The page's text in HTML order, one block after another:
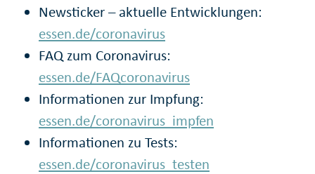
Newsticker – aktuelle Entwicklungen:
essen.de/coronavirus
FAQ zum Coronavirus:
essen.de/FAQcoronavirus
Informationen zur Impfung:
essen.de/coronavirus_impfen
Informationen zu Tests:
essen.de/coronavirus_testen